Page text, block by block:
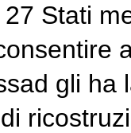
Stati
gli